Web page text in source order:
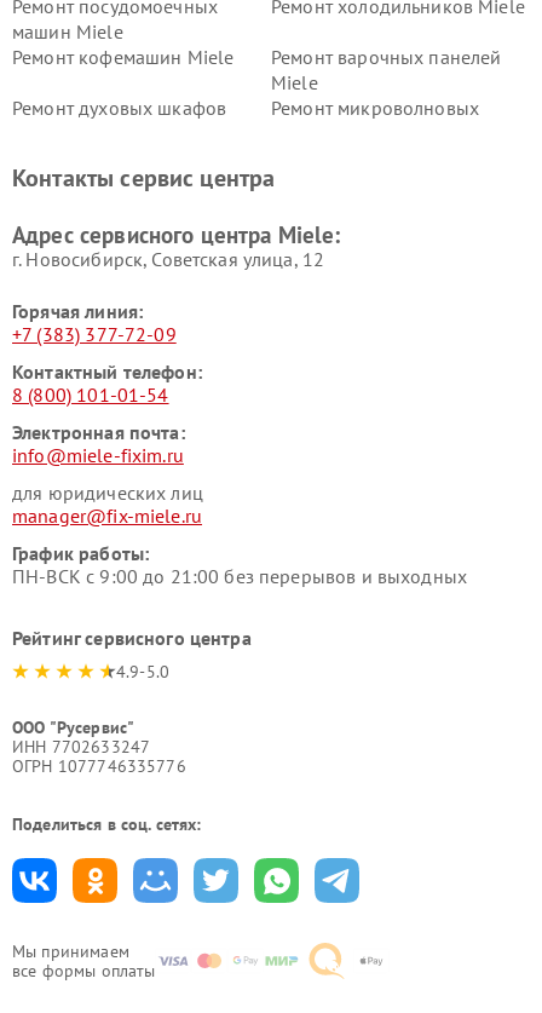
Мы принимаем
все формы оплаты
Ремонт посудомоечных
машин Miele
Ремонт холодильников Miele
Ремонт кофемашин Miele
Ремонт варочных панелей
Miele
Ремонт духовых шкафов
Ремонт микроволновых
Miele
Miele
пылесосов Miele
Контакты сервис центра
Адрес сервисного центра Miele:
г. Новосибирск, Советская улица, 12
Горячая линия:
+7 (383) 377-72-09
Контактный телефон:
8 (800) 101-01-54
Электронная почта:
info@miele-fixim.ru
для юридических лиц
manager@fix-miele.ru
График работы:
ПН-ВСК с 9:00 до 21:00 без перерывов и выходных
Рейтинг сервисного центра
4.9-5.0
ООО "Русервис"
ИНН 7702633247
ОГРН 1077746335776
Поделиться в соц. сетях: